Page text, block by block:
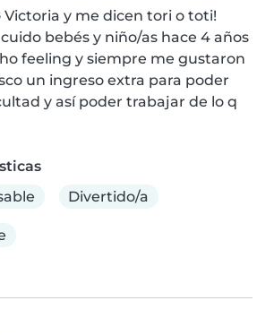
Victoria y me dicen tori o toti!
bebés y niño/as hace 4 años
feeling y siempre me gustaron
un ingreso extra para poder
y así poder trabajar de lo q
Divertido/a